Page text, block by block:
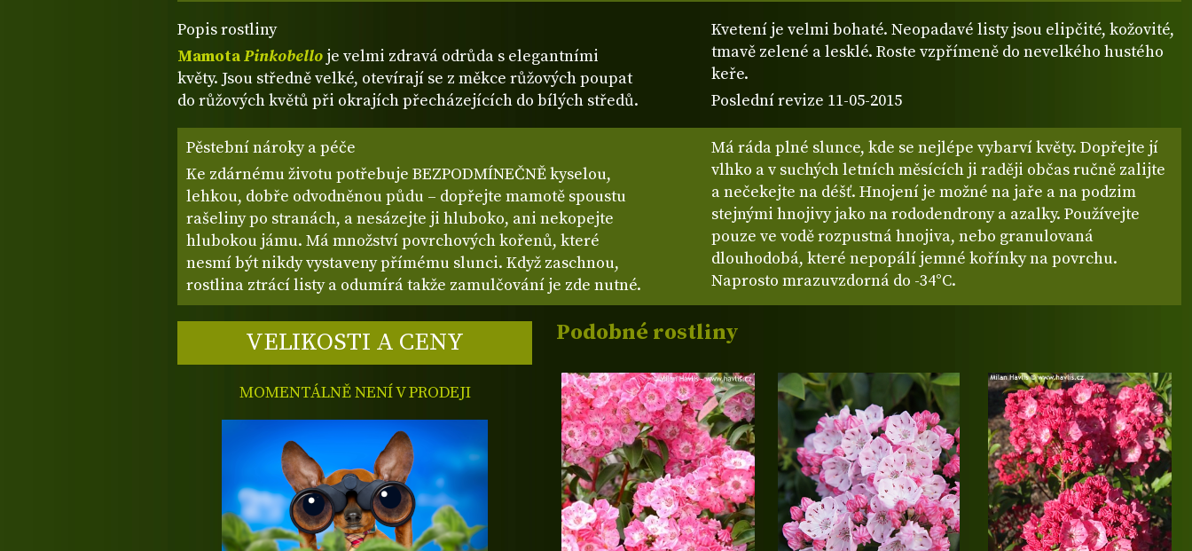
Popis rostliny
MamotaPinkobello je velmi zdravá odrůda s elegantními
květy. Jsou středně velké, otevírají se z měkce růžových poupat
do růžových květů při okrajích přecházejících do bílých středů.
Kvetení je velmi bohaté. Neopadavé listy jsou elipčité, kožovité,
tmavě zelené a lesklé. Roste vzpřímeně do nevelkého hustého
keře.
Poslední revize 11-05-2015
Pěstební nároky a péče
Ke zdárnému životu potřebuje BEZPODMÍNEČNĚ kyselou,
lehkou, dobře odvodněnou půdu – dopřejte mamotě spoustu
rašeliny po stranách, a nesázejte ji hluboko, ani nekopejte
hlubokou jámu. Má množství povrchových kořenů, které
nesmí být nikdy vystaveny přímému slunci. Když zaschnou,
rostlina ztrácí listy a odumírá takže zamulčování je zde nutné.
Má ráda plné slunce, kde se nejlépe vybarví květy. Dopřejte jí
vlhko a v suchých letních měsících ji raději občas ručně zalijte
a nečekejte na déšť. Hnojení je možné na jaře a na podzim
stejnými hnojivy jako na rododendrony a azalky. Používejte
pouze ve vodě rozpustná hnojiva, nebo granulovaná
dlouhodobá, které nepopálí jemné kořínky na povrchu.
Naprosto mrazuvzdorná do -34°C.
VELIKOSTI A CENY
MOMENTÁLNĚ NENÍ V PRODEJI
Podobné rostliny